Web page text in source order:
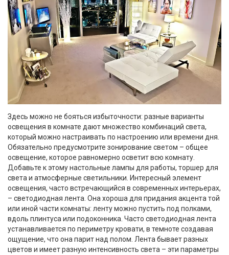
Здесь можно не бояться избыточности: разные варианты
освещения в комнате дают множество комбинаций света,
который можно настраивать по настроению или времени дня.
Обязательно предусмотрите зонирование светом – общее
освещение, которое равномерно осветит всю комнату.
Добавьте к этому настольные лампы для работы, торшер для
света и атмосферные светильники. Интересный элемент
освещения, часто встречающийся в современных интерьерах,
– светодиодная лента. Она хороша для придания акцента той
или иной части комнаты: ленту можно пустить под полками,
вдоль плинтуса или подоконника. Часто светодиодная лента
устанавливается по периметру кровати, в темноте создавая
ощущение, что она парит над полом. Лента бывает разных
цветов и имеет разную интенсивность света – эти параметры